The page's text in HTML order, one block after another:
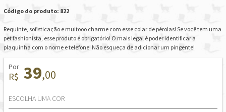
Código do produto: 822
Requinte, sofisticação e muitooo charme com esse colar de pérolas! Se você tem uma
pet fashionista, esse produto é obrigatório! O mais legal é poder identificar a
plaquinha com o nome e telefone! Não esqueça de adicionar um pingente!
Por
R$ 39,00
ESCOLHA UMA COR